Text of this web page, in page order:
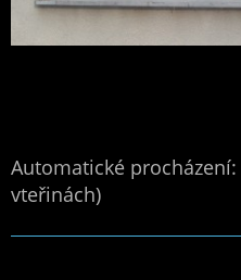
Automatické procházení:
vteřinách)